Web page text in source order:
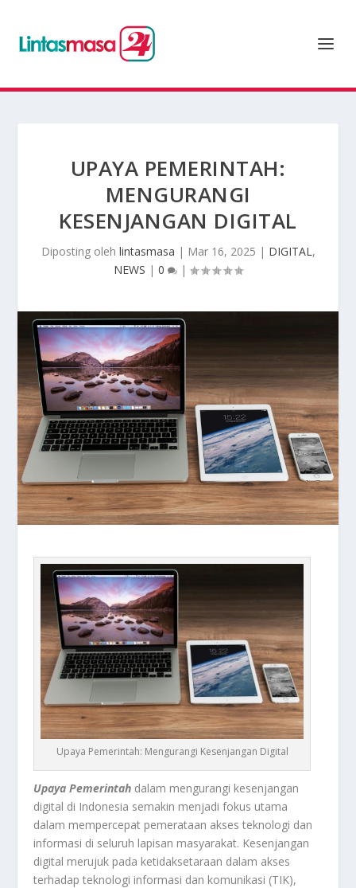
UPAYA PEMERINTAH:
MENGURANGI
KESENJANGAN DIGITAL
Diposting oleh lintasmasa | Mar 16, 2025 | DIGITAL,
NEWS | 0 |
Upaya Pemerintah: Mengurangi Kesenjangan Digital
Upaya Pemerintah dalam mengurangi kesenjangan
digital di Indonesia semakin menjadi fokus utama
dalam mempercepat pemerataan akses teknologi dan
informasi di seluruh lapisan masyarakat. Kesenjangan
digital merujuk pada ketidaksetaraan dalam akses
terhadap teknologi informasi dan komunikasi (TIK),